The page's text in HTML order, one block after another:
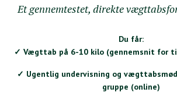
Et gennemtestet, direkte
Du får:
✓ Vægttab på 6-10 kilo (gennemsnit for
✓ Ugentlig undervisning og
gruppe (online)